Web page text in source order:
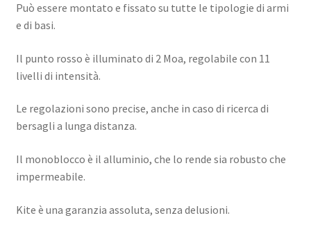
Può essere montato e fissato su tutte le tipologie di armi
e di basi.
Il punto rosso è illuminato di 2 Moa, regolabile con 11
livelli di intensità.
Le regolazioni sono precise, anche in caso di ricerca di
bersagli a lunga distanza.
Il monoblocco è il alluminio, che lo rende sia robusto che
impermeabile.
Kite è una garanzia assoluta, senza delusioni.